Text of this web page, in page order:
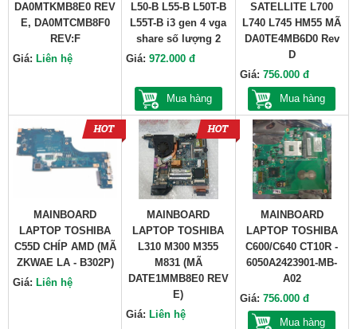
DA0MTKMB8E0 REV
E, DA0MTCMB8F0
REV:F
Giá: Liên hệ
L50-B L55-B L50T-B
L55T-B i3 gen 4 vga
share số lượng 2
Giá:972.000 đ
Mua hàng
SATELLITE L700
L740 L745 HM55 MÃ
DA0TE4MB6D0 Rev
D
Giá: 756.000 đ
Mua hàng
MAINBOARD
LAPTOP TOSHIBA
C55D CHÍP AMD (MÃ
ZKWAE LA - B302P)
Giá: Liên hệ
MAINBOARD
LAPTOP TOSHIBA
L310 M300 M355
M831 (MÃ
DATE1MMB8E0 REV
E)
Giá: Liên hệ
MAINBOARD
LAPTOP TOSHIBA
C600/C640 CT10R -
6050A2423901-MB-
A02
Giá: 756.000 đ
Mua hàng